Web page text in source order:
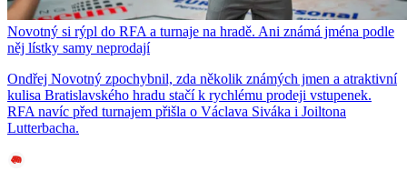
Novotný si rýpl do RFA a turnaje na hradě. Ani známá jména podle
něj lístky samy neprodají
Ondřej Novotný zpochybnil, zda několik známých jmen a atraktivní
kulisa Bratislavského hradu stačí k rychlému prodeji vstupenek.
RFA navíc před turnajem přišla o Václava Siváka i Joiltona
Lutterbacha.